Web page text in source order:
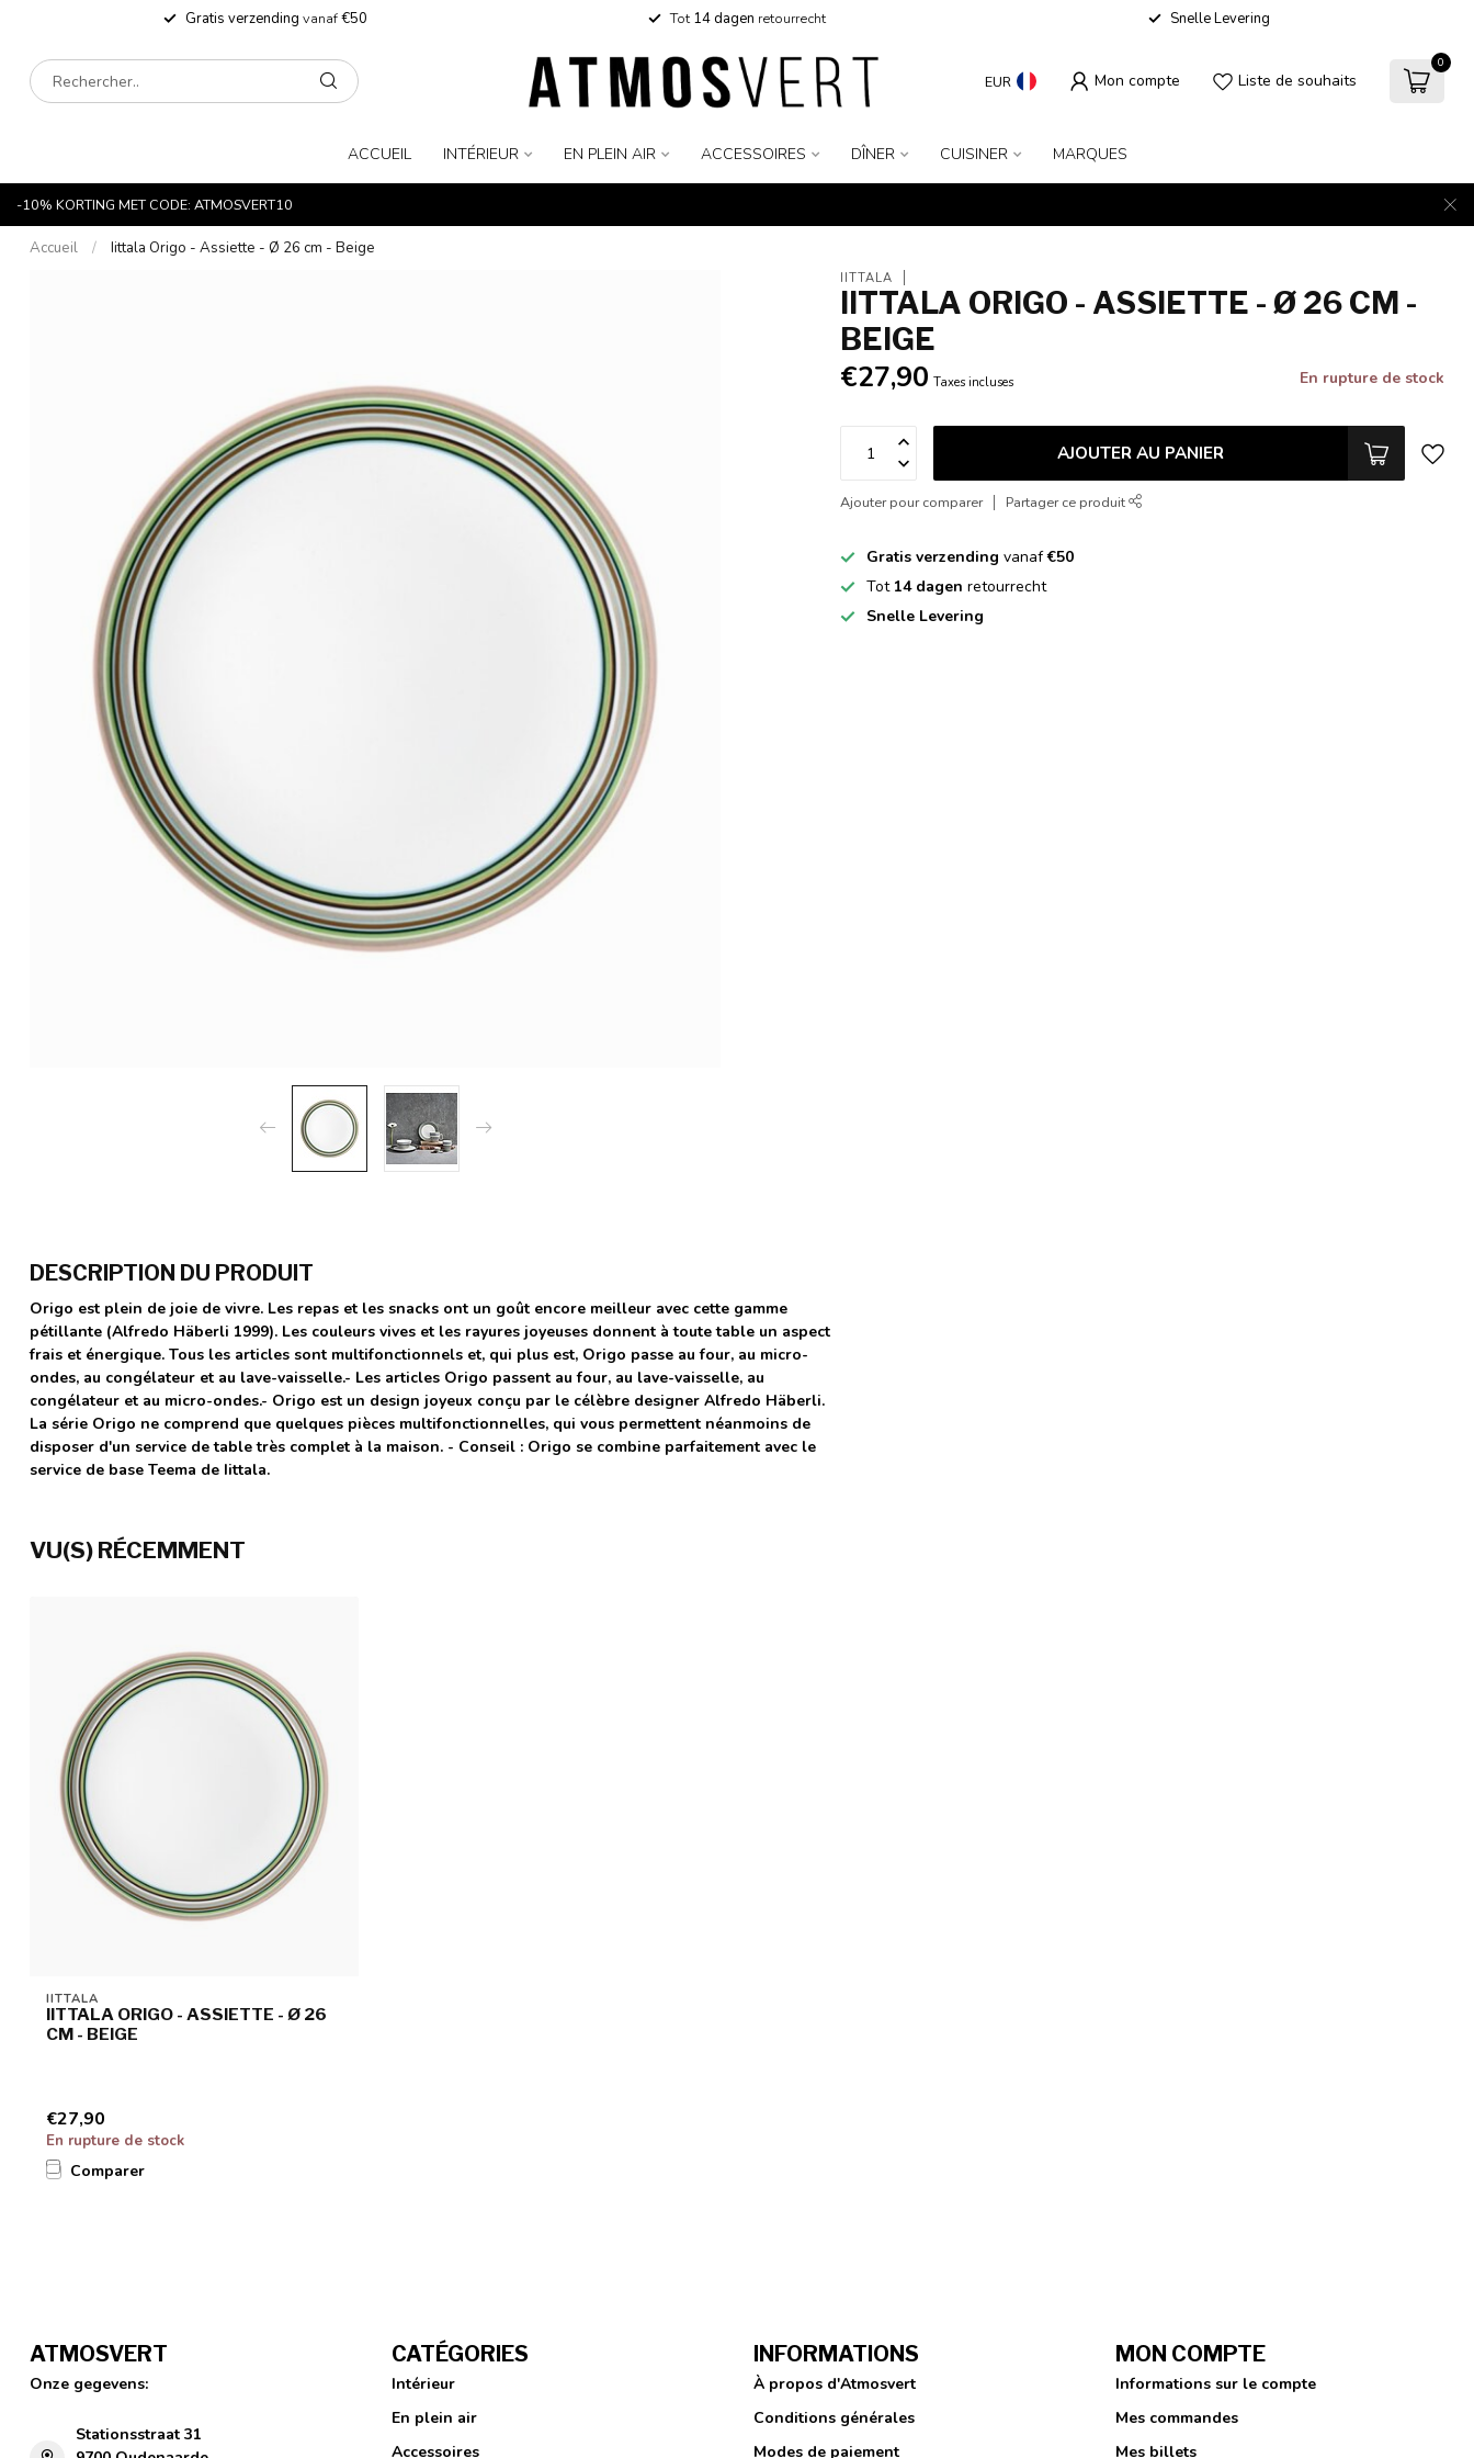
Gratis verzending vanaf€50 Tot14 dagen retourrecht Snelle Levering
EUR Mon compte Liste de souhaits
0
ACCUEIL INTÉRIEUR EN PLEIN AIR ACCESSOIRES DÎNER CUISINER MARQUES
-10% KORTING MET CODE: ATMOSVERT10
Accueil / Iittala Origo - Assiette - Ø 26 cm - Beige
IITTALA
IITTALA ORIGO - ASSIETTE - Ø 26 CM -
BEIGE
€27,90 Taxes incluses En rupture de stock
AJOUTER AU PANIER
Ajouter pour comparer Partager ce produit
Gratis verzending vanaf€50
Tot 14 dagen retourrecht
Snelle Levering
DESCRIPTION DU PRODUIT
Origo est plein de joie de vivre. Les repas et les snacks ont un goût encore meilleur avec cette gamme
pétillante (Alfredo Häberli 1999). Les couleurs vives et les rayures joyeuses donnent à toute table un aspect
frais et énergique. Tous les articles sont multifonctionnels et, qui plus est, Origo passe au four, au micro-
ondes, au congélateur et au lave-vaisselle.- Les articles Origo passent au four, au lave-vaisselle, au
congélateur et au micro-ondes.- Origo est un design joyeux conçu par le célèbre designer Alfredo Häberli.
La série Origo ne comprend que quelques pièces multifonctionnelles, qui vous permettent néanmoins de
disposer d'un service de table très complet à la maison. - Conseil : Origo se combine parfaitement avec le
service de base Teema de Iittala.
VU(S) RÉCEMMENT
IITTALA
IITTALA ORIGO - ASSIETTE - Ø 26
CM - BEIGE
€27,90
En rupture de stock
Comparer
ATMOSVERT
Onze gegevens:
Stationsstraat 31
CATÉGORIES
Intérieur
En plein air
Accessoires
INFORMATIONS
À propos d'Atmosvert
Conditions générales
Modes de paiement
MON COMPTE
Informations sur le compte
Mes commandes
Mes billets